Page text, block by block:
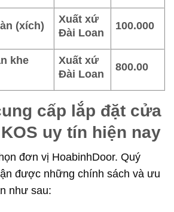
(xích)
Xuất xứ
Đài Loan
100.000
khe
Xuất xứ
Đài Loan
800.00
cấp lắp đặt cửa
uy tín hiện nay
đơn vị HoabinhDoor. Quý
được những chính sách và ưu
như sau: